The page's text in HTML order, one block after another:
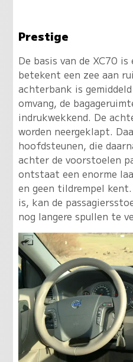
Prestige
De basis van de XC70
betekent een zee aan
achterbank is
omvang, de
indrukwekkend. De
worden neergeklapt.
hoofdsteunen, die
achter de voorstoelen
ontstaat een enorme
en geen tildrempel
is, kan de
nog langere spullen te